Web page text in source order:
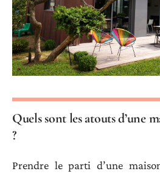
Quels sont les atouts d’une
?
Prendre le parti d’une